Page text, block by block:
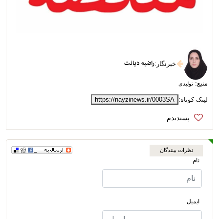
خبرنگار :راضیه دیانت
منبع: تولیدی
لینک کوتاه: https://nayzinews.ir/0003SA
نظرات بینندگان
نام
ایمیل